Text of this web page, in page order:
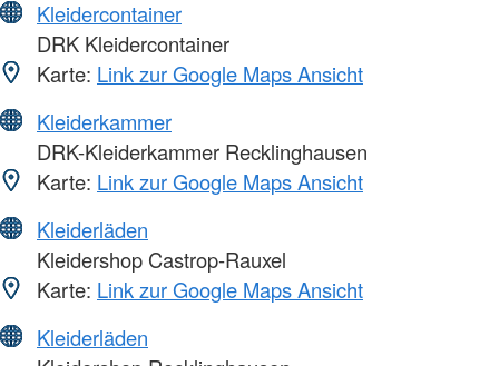
Kleidercontainer
DRK Kleidercontainer
Karte: Link zur Google Maps Ansicht
Kleiderkammer
DRK-Kleiderkammer Recklinghausen
Karte: Link zur Google Maps Ansicht
Kleiderläden
Kleidershop Castrop-Rauxel
Karte: Link zur Google Maps Ansicht
Kleiderläden